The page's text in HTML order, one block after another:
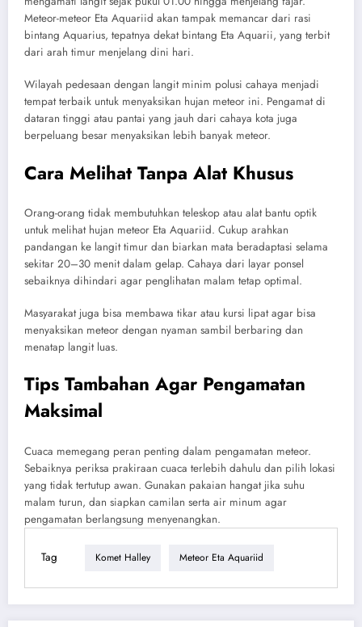
Meteor-meteor Eta Aquariid akan tampak memancar dari rasi
bintang Aquarius, tepatnya dekat bintang Eta Aquarii, yang terbit
dari arah timur menjelang dini hari.
Wilayah pedesaan dengan langit minim polusi cahaya menjadi
tempat terbaik untuk menyaksikan hujan meteor ini. Pengamat di
dataran tinggi atau pantai yang jauh dari cahaya kota juga
berpeluang besar menyaksikan lebih banyak meteor.
Cara Melihat Tanpa Alat Khusus
Orang-orang tidak membutuhkan teleskop atau alat bantu optik
untuk melihat hujan meteor Eta Aquariid. Cukup arahkan
pandangan ke langit timur dan biarkan mata beradaptasi selama
sekitar 20–30 menit dalam gelap. Cahaya dari layar ponsel
sebaiknya dihindari agar penglihatan malam tetap optimal.
Masyarakat juga bisa membawa tikar atau kursi lipat agar bisa
menyaksikan meteor dengan nyaman sambil berbaring dan
menatap langit luas.
Tips Tambahan Agar Pengamatan
Maksimal
Cuaca memegang peran penting dalam pengamatan meteor.
Sebaiknya periksa prakiraan cuaca terlebih dahulu dan pilih lokasi
yang tidak tertutup awan. Gunakan pakaian hangat jika suhu
malam turun, dan siapkan camilan serta air minum agar
pengamatan berlangsung menyenangkan.
Tag Komet Halley Meteor Eta Aquariid